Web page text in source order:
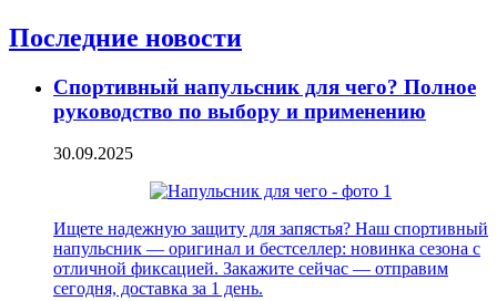
Последние новости
Спортивный напульсник для чего? Полное
руководство по выбору и применению
30.09.2025
Ищете надежную защиту для запястья? Наш спортивный
напульсник — оригинал и бестселлер: новинка сезона с
отличной фиксацией. Закажите сейчас — отправим
сегодня, доставка за 1 день.